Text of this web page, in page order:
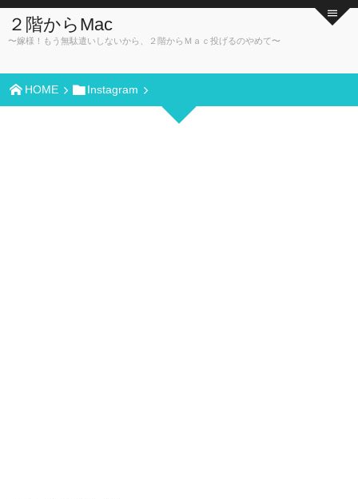
２階からMac
〜嫁様！もう無駄遣いしないから、２階からＭａｃ投げるのやめて〜
HOME Instagram